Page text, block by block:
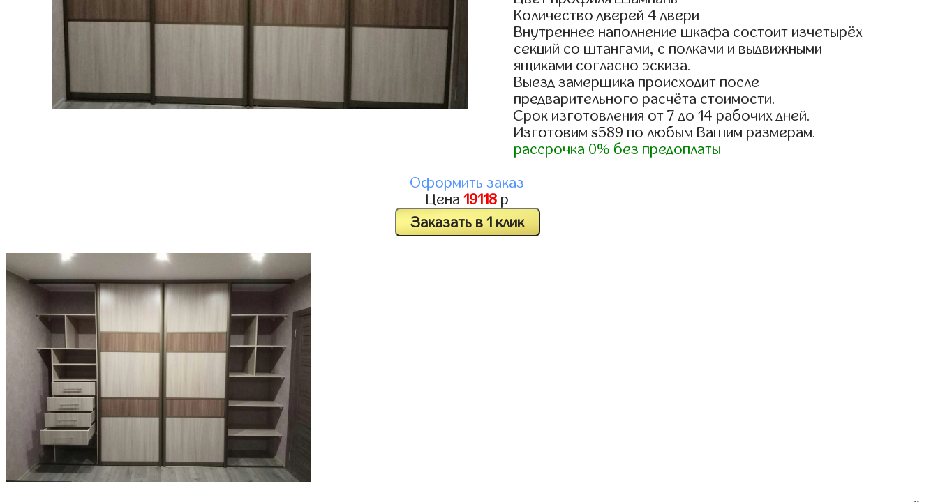
Количество дверей 4 двери
Внутреннее наполнение шкафа состоит изчетырёх
секций со штангами, с полками и выдвижными
ящиками согласно эскиза.
Выезд замерщика происходит после
предварительного расчёта стоимости.
Срок изготовления от 7 до 14 рабочих дней.
Изготовим s589 по любым Вашим размерам.
рассрочка 0% без предоплаты
Оформить заказ
Цена19118 р
Заказать в 1 клик